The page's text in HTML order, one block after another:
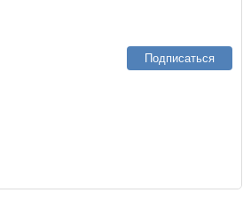
Подписаться